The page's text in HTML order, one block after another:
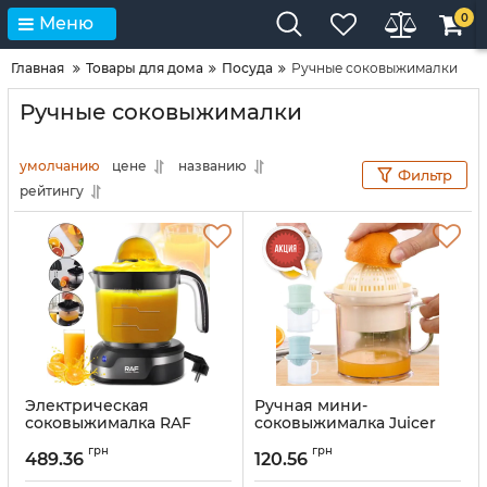
Меню 0
Главная Товары для дома Посуда Ручные соковыжималки
Ручные соковыжималки
умолчанию цене
названию
рейтингу
Фильтр
Электрическая
соковыжималка RAF
пресс для
489.36 грн
Ручная мини-
соковыжималка Juicer
фруктов, Универсальная
120.56 грн